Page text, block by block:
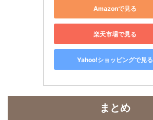
Amazonで見る
楽天市場で見る
Yahoo!ショッピングで見る
まとめ